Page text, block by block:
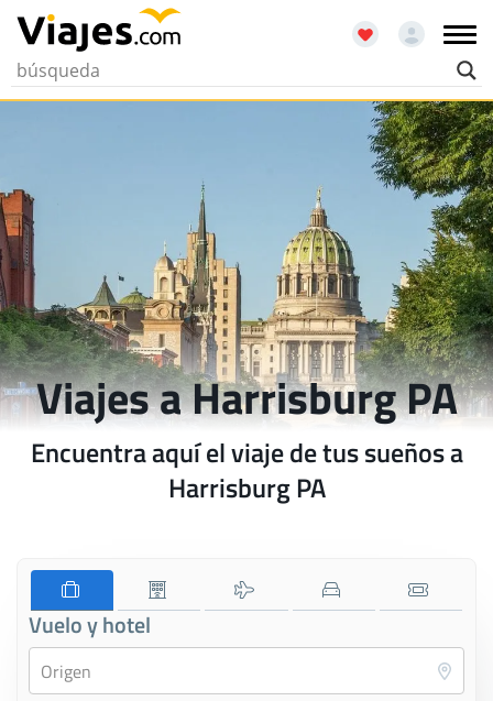
Viajes a Harrisburg PA
Encuentra aquí el viaje de tus sueños a
Harrisburg PA
Vuelo y hotel